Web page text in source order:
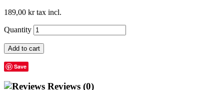
189,00 krtax incl.
Quantity
Add to cart
Save
Reviews (0)